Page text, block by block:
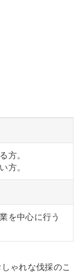
方。
方。
を中心に行う
ゃれな伐採のこ